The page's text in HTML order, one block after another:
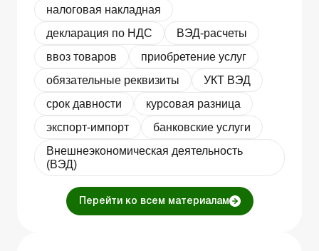
налоговая накладная
декларация по НДС
ВЭД-расчеты
ввоз товаров
приобретение услуг
обязательные реквизиты
УКТ ВЭД
срок давности
курсовая разница
экспорт-импорт
банковские услуги
Внешнеэкономическая деятельность
(ВЭД)
Перейти ко всем материалам